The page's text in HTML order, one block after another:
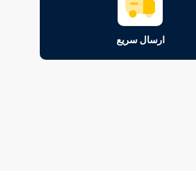
ارسال سریع